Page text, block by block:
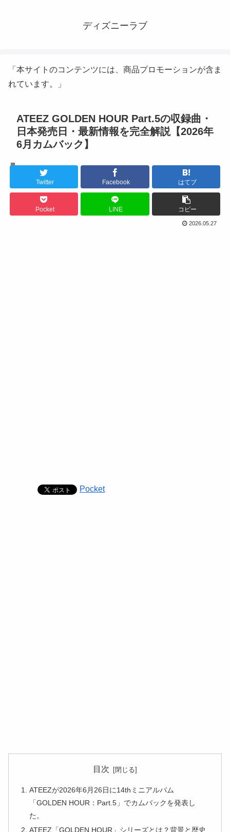
ディズニーラブ
「本サイトのコンテンツには、商品プロモーションが含ま
れています。」
ATEEZ GOLDEN HOUR Part.5の収録曲・
日本発売日・最新情報を完全解説【2026年
6月カムバック】
Twitter Facebook はてブ
Pocket LINE コピー
2026.05.27
Pocket
目次
ATEEZが2026年6月26日に14thミニアルバム
「GOLDEN HOUR：Part.5」でカムバックを発表し
た。
ATEEZ「GOLDEN HOUR」シリーズとは？背景と歴史